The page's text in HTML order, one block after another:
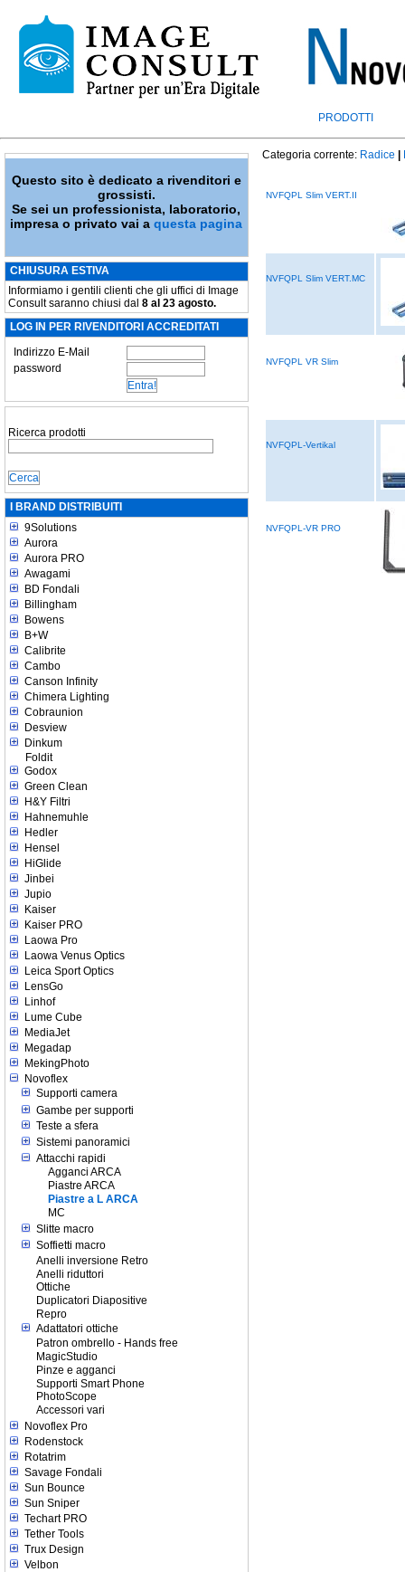
PRODOTTI
Questo sito è dedicato a rivenditori e
grossisti.
Se sei un professionista, laboratorio,
impresa o privato vai aquesta pagina
CHIUSURA ESTIVA
Informiamo i gentili clienti che gli uffici di Image
Consult saranno chiusi dal 8 al 23 agosto.
LOG IN PER RIVENDITORI ACCREDITATI
Indirizzo E-Mail
password
Ricerca prodotti
I BRAND DISTRIBUITI
9Solutions
Aurora
Aurora PRO
Awagami
BD Fondali
Billingham
Bowens
B+W
Calibrite
Cambo
Canson Infinity
Chimera Lighting
Cobraunion
Desview
Dinkum
Foldit
Godox
Green Clean
H&Y Filtri
Hahnemuhle
Hedler
Hensel
HiGlide
Jinbei
Jupio
Kaiser
Kaiser PRO
Laowa Pro
Laowa Venus Optics
Leica Sport Optics
LensGo
Linhof
Lume Cube
MediaJet
Megadap
MekingPhoto
Novoflex
Supporti camera
Gambe per supporti
Teste a sfera
Sistemi panoramici
Attacchi rapidi
Agganci ARCA
Piastre ARCA
Piastre a L ARCA
MC
Slitte macro
Soffietti macro
Anelli inversione Retro
Anelli riduttori
Ottiche
Duplicatori Diapositive
Repro
Adattatori ottiche
Patron ombrello - Hands free
MagicStudio
Pinze e agganci
Supporti Smart Phone
PhotoScope
Accessori vari
Novoflex Pro
Rodenstock
Rotatrim
Savage Fondali
Sun Bounce
Sun Sniper
Techart PRO
Tether Tools
Trux Design
Velbon
Categoria corrente: Radice
NVFQPL Slim VERT.II
NVFQPL Slim VERT.MC
NVFQPL VR Slim
NVFQPL-Vertikal
NVFQPL-VR PRO